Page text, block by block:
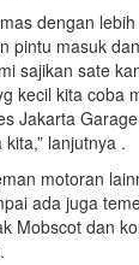
dengan
pintu masuk
sajikan sate
kecil kita coba
Jakarta
lanjutnya .
motoran
ada juga
Mobscot dan